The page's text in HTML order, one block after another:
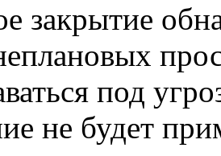
закрытие
под
не будет